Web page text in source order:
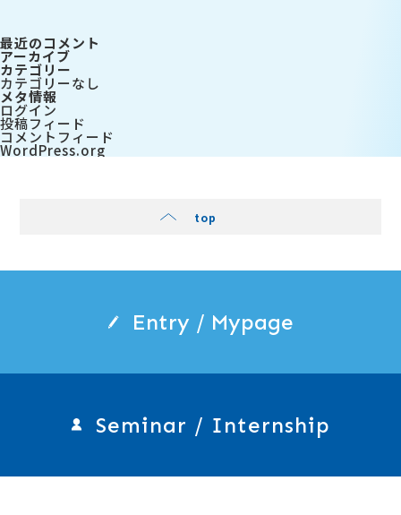
最近のコメント
アーカイブ
カテゴリー
カテゴリーなし
メタ情報
ログイン
投稿フィード
コメントフィード
WordPress.org
top
Entry / Mypage
Seminar / Internship